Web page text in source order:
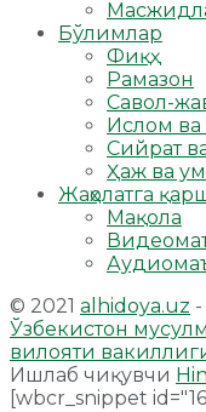
Бўлимлар
Фиқҳ
Рамазон
Савол-
Ислом
Сийрат
Ҳаж ва
Жаҳолатга
Мақола
© 2021 alhidoya.uz
Ўзбекистон
вилояти
Ишлаб чиқувчи
[wbcr_snippet